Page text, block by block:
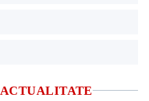
ACTUALITATE